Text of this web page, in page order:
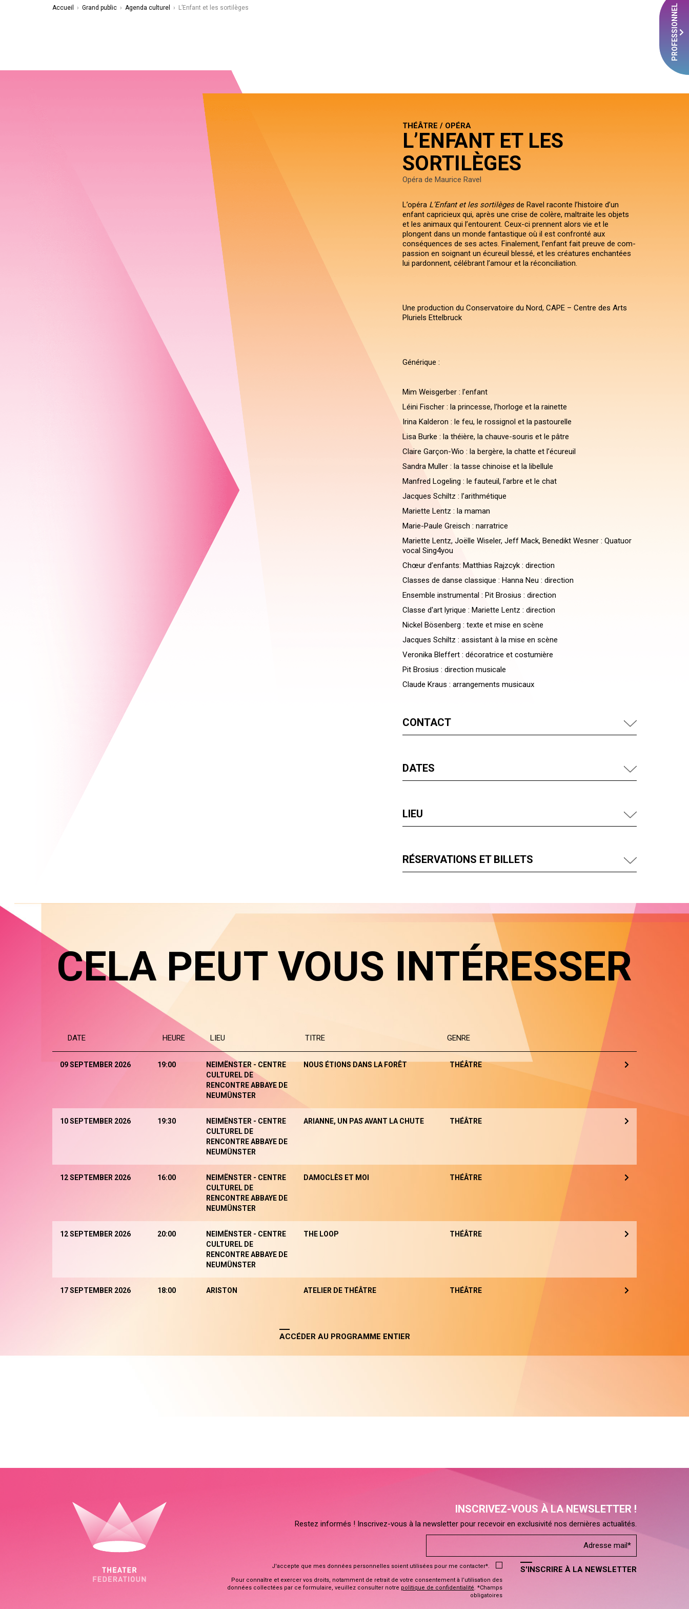
PROFESSIONNEL
Accueil › Grand public › Agenda culturel › L’Enfant et les sortilèges
THÉÂTRE / OPÉRA
L’ENFANT ET LES
SORTILÈGES
Opéra de Maurice Ravel
L’opéra L’Enfant et les sortilègesde Ravel raconte l’histoire d’un
enfant capricieux qui, après une crise de colère, maltraite les objets
et les animaux qui l’entourent. Ceux-ci prennent alors vie et le
plongent dans un monde fantastique où il est confronté aux
conséquences de ses actes. Finalement, l’enfant fait preuve de com-
passion en soignant un écureuil blessé, et les créatures enchantées
lui pardonnent, célébrant l’amour et la réconciliation.
Une production du Conservatoire du Nord, CAPE – Centre des Arts
Pluriels Ettelbruck
Générique :
Mim Weisgerber : l’enfant
Léini Fischer : la princesse, l’horloge et la rainette
Irina Kalderon : le feu, le rossignol et la pastourelle
Lisa Burke : la théière, la chauve-souris et le pâtre
Claire Garçon-Wio : la bergère, la chatte et l’écureuil
Sandra Muller : la tasse chinoise et la libellule
Manfred Logeling : le fauteuil, l’arbre et le chat
Jacques Schiltz : l’arithmétique
Mariette Lentz : la maman
Marie-Paule Greisch : narratrice
Mariette Lentz, Joëlle Wiseler, Jeff Mack, Benedikt Wesner : Quatuor
vocal Sing4you
Chœur d’enfants: Matthias Rajzcyk : direction
Classes de danse classique : Hanna Neu : direction
Ensemble instrumental : Pit Brosius : direction
Classe d'art lyrique : Mariette Lentz : direction
Nickel Bösenberg : texte et mise en scène
Jacques Schiltz : assistant à la mise en scène
Veronika Bleffert : décoratrice et costumière
Pit Brosius : direction musicale
Claude Kraus : arrangements musicaux
CONTACT
DATES
LIEU
RÉSERVATIONS ET BILLETS
CELA PEUT VOUS INTÉRESSER
DATE HEURE LIEU TITRE GENRE
09 SEPTEMBER 2026 19:00
NEIMËNSTER - CENTRE
CULTUREL DE
RENCONTRE ABBAYE DE
NEUMÜNSTER
NOUS ÉTIONS DANS LA FORÊT THÉÂTRE
10 SEPTEMBER 2026 19:30
NEIMËNSTER - CENTRE
CULTUREL DE
RENCONTRE ABBAYE DE
NEUMÜNSTER
ARIANNE, UN PAS AVANT LA CHUTE THÉÂTRE
12 SEPTEMBER 2026 16:00
NEIMËNSTER - CENTRE
CULTUREL DE
RENCONTRE ABBAYE DE
NEUMÜNSTER
DAMOCLÈS ET MOI THÉÂTRE
12 SEPTEMBER 2026 20:00
NEIMËNSTER - CENTRE
CULTUREL DE
RENCONTRE ABBAYE DE
NEUMÜNSTER
THE LOOP THÉÂTRE
17 SEPTEMBER 2026 18:00 ARISTON ATELIER DE THÉÂTRE THÉÂTRE
ACCÉDER AU PROGRAMME ENTIER
INSCRIVEZ-VOUS À LA NEWSLETTER !
Restez informés ! Inscrivez-vous à la newsletter pour recevoir en exclusivité nos dernières actualités.
J'accepte que mes données personnelles soient utilisées pour me contacter*.
Pour connaître et exercer vos droits, notamment de retrait de votre consentement à l’utilisation des
données collectées par ce formulaire, veuillez consulter notre politique de confidentialité. *Champs
obligatoires
S'INSCRIRE À LA NEWSLETTER